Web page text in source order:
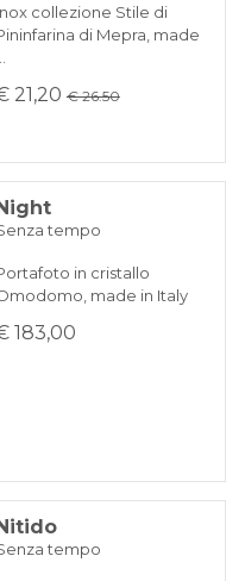
collezione Stile di
di Mepra, made
21,20 € 26.50
Night
tempo
in cristallo
made in Italy
183,00
tempo